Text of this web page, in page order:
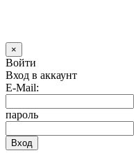
×
Войти
Вход в аккаунт
E-Mail:
пароль
Вход